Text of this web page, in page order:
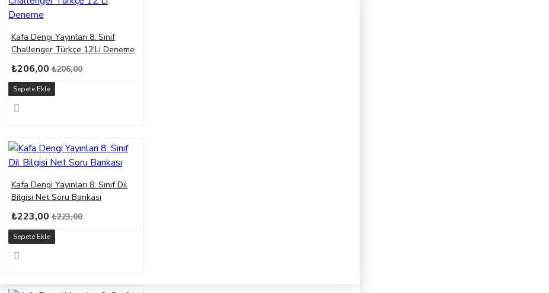
Kafa Dengi Yayınları 8. Sınıf
Challenger Türkçe 12'Li Deneme
₺206,00 ₺206,00
Sepete Ekle
Kafa Dengi Yayınları 8. Sınıf Dil
Bilgisi Net Soru Bankası
₺223,00 ₺223,00
Sepete Ekle